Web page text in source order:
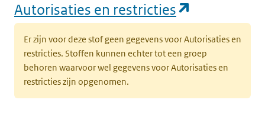
Autorisaties en restricties
Er zijn voor deze stof geen gegevens voor Autorisaties en
restricties. Stoffen kunnen echter tot een groep
behoren waarvoor wel gegevens voor Autorisaties en
restricties zijn opgenomen.